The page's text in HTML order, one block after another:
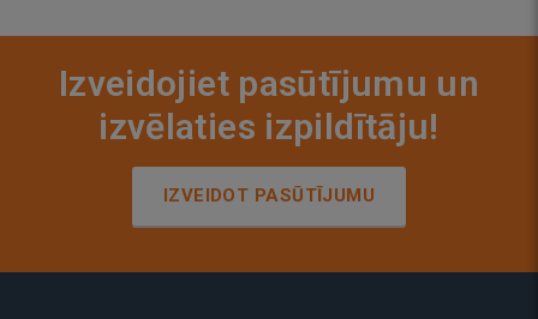
Izveidojiet pasūtījumu un
izvēlaties izpildītāju!
IZVEIDOT PASŪTĪJUMU